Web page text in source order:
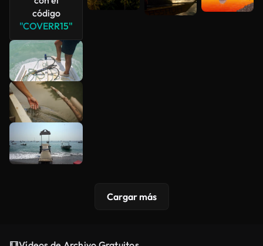
código
"COVERR15"
Cargar más